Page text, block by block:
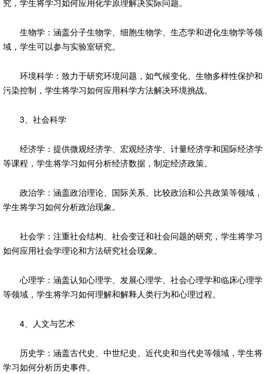
究，学生将学习如何应用化学原理解决实际问题。
生物学：涵盖分子生物学、细胞生物学、生态学和进化生物学等领
域，学生可以参与实验室研究。
环境科学：致力于研究环境问题，如气候变化、生物多样性保护和
污染控制，学生将学习如何应用科学方法解决环境挑战。
3、社会科学
经济学：提供微观经济学、宏观经济学、计量经济学和国际经济学
等课程，学生将学习如何分析经济数据，制定经济政策。
政治学：涵盖政治理论、国际关系、比较政治和公共政策等领域，
学生将学习如何分析政治现象。
社会学：注重社会结构、社会变迁和社会问题的研究，学生将学习
如何应用社会学理论和方法研究社会现象。
心理学：涵盖认知心理学、发展心理学、社会心理学和临床心理学
等领域，学生将学习如何理解和解释人类行为和心理过程。
4、人文与艺术
历史学：涵盖古代史、中世纪史、近代史和当代史等领域，学生将
学习如何分析历史事件。